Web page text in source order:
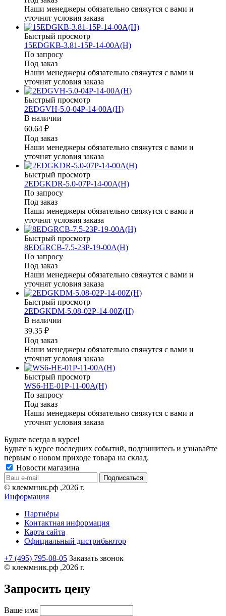
Наши менеджеры обязательно свяжутся с вами и
уточнят условия заказа
Быстрый просмотр
15EDGKB-3.81-15P-14-00A(H)
По запросу
Под заказ
Наши менеджеры обязательно свяжутся с вами и
уточнят условия заказа
Быстрый просмотр
2EDGVH-5.0-04P-14-00A(H)
В наличии
60.64 ₽
Под заказ
Наши менеджеры обязательно свяжутся с вами и
уточнят условия заказа
Быстрый просмотр
2EDGKDR-5.0-07P-14-00A(H)
По запросу
Под заказ
Наши менеджеры обязательно свяжутся с вами и
уточнят условия заказа
Быстрый просмотр
8EDGRCB-7.5-23P-19-00A(H)
По запросу
Под заказ
Наши менеджеры обязательно свяжутся с вами и
уточнят условия заказа
Быстрый просмотр
2EDGKDM-5.08-02P-14-00Z(H)
В наличии
39.35 ₽
Под заказ
Наши менеджеры обязательно свяжутся с вами и
уточнят условия заказа
Быстрый просмотр
WS6-HE-01P-11-00A(H)
По запросу
Под заказ
Наши менеджеры обязательно свяжутся с вами и
уточнят условия заказа
Будьте всегда в курсе!
Будьте в курсе последних событий, подпишитесь и узнавайте
первым о новом приходе товара на склад.
Новости магазина
© клеммник.рф ,2026 г.
Информация
Партнёры
Контактная информация
Карта сайта
Официальный дистрибьютор
+7 (495) 795-08-05 Заказать звонок
© клеммник.рф ,2026 г.
Запросить цену
Ваше имя